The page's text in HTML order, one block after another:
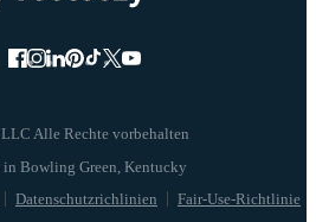
Alle Rechte vorbehalten
Datenschutzrichlinien Fair-Use-Richtlinie